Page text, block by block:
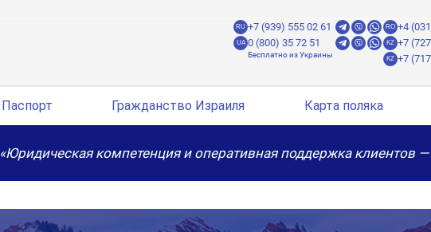
RU +7 (939) 555 02 61
UA 0 (800) 35 72 51
RO +4
KZ +7
KZ +7
Паспорт Гражданство Израиля Карта поляка
«Юридическая компетенция и оперативная поддержка клиентов